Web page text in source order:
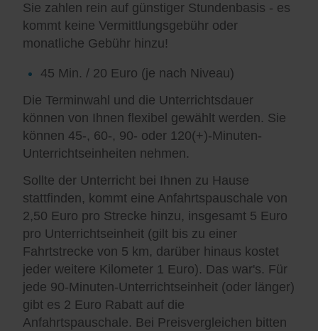
Sie zahlen rein auf günstiger Stundenbasis - es
kommt keine Vermittlungsgebühr oder
monatliche Gebühr hinzu!
45 Min. / 20 Euro (je nach Niveau)
Die Terminwahl und die Unterrichtsdauer
können von Ihnen flexibel gewählt werden. Sie
können 45-, 60-, 90- oder 120(+)-Minuten-
Unterrichtseinheiten nehmen.
Sollte der Unterricht bei Ihnen zu Hause
stattfinden, kommt eine Anfahrtspauschale von
2,50 Euro pro Strecke hinzu, insgesamt 5 Euro
pro Unterrichtseinheit (gilt bis zu einer
Fahrtstrecke von 5 km, darüber hinaus kostet
jeder weitere Kilometer 1 Euro). Das war's. Für
jede 90-Minuten-Unterrichtseinheit (oder länger)
gibt es 2 Euro Rabatt auf die
Anfahrtspauschale. Bei Preisvergleichen bitten